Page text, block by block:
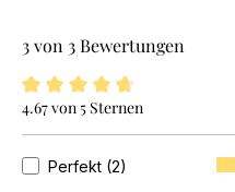
3 von 3 Bewertungen
4.6 von 5 Sternen
4.67 von 5 Sternen
Perfekt (2)